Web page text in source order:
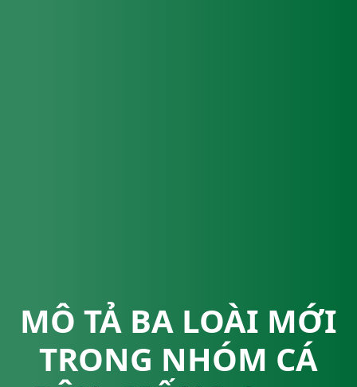
MÔ TẢ BA LOÀI MỚI
TRONG NHÓM CÁ